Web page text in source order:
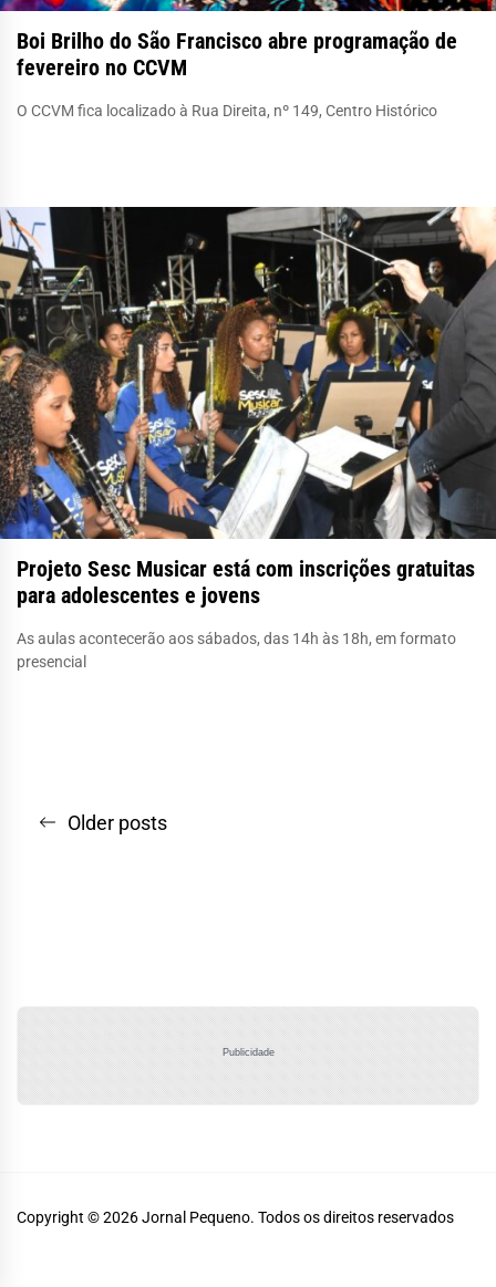
Boi Brilho do São Francisco abre programação de
fevereiro no CCVM
O CCVM fica localizado à Rua Direita, nº 149, Centro Histórico
Projeto Sesc Musicar está com inscrições gratuitas
para adolescentes e jovens
As aulas acontecerão aos sábados, das 14h às 18h, em formato
presencial
Navegação
Older posts
Publicidade
Copyright © 2026Jornal Pequeno. Todos os direitos reservados